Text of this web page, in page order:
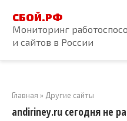
контенту
СБОЙ.РФ
Мониторинг
и сайтов в России
Главная » Другие сайты
andiriney.ru сегодня не